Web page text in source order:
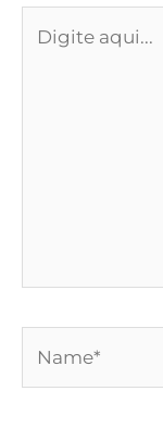
aqui...